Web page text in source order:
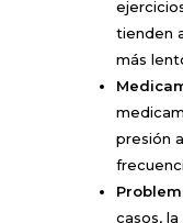
tienden
más
presión
casos,